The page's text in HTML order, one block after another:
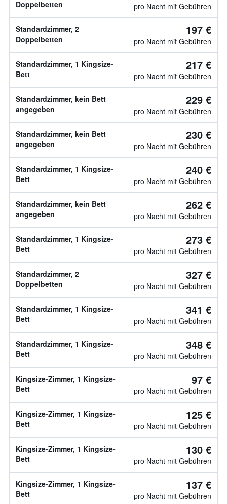
Doppelbetten pro Nacht mit Gebühren
Standardzimmer, 2
Doppelbetten
197 €
pro Nacht mit Gebühren
Standardzimmer, 1 Kingsize-
Bett
217 €
pro Nacht mit Gebühren
Standardzimmer, kein Bett
angegeben
229 €
pro Nacht mit Gebühren
Standardzimmer, kein Bett
angegeben
230 €
pro Nacht mit Gebühren
Standardzimmer, 1 Kingsize-
Bett
240 €
pro Nacht mit Gebühren
Standardzimmer, kein Bett
angegeben
262 €
pro Nacht mit Gebühren
Standardzimmer, 1 Kingsize-
Bett
273 €
pro Nacht mit Gebühren
Standardzimmer, 2
Doppelbetten
327 €
pro Nacht mit Gebühren
Standardzimmer, 1 Kingsize-
Bett
341 €
pro Nacht mit Gebühren
Standardzimmer, 1 Kingsize-
Bett
348 €
pro Nacht mit Gebühren
Kingsize-Zimmer, 1 Kingsize-
Bett
97 €
pro Nacht mit Gebühren
Kingsize-Zimmer, 1 Kingsize-
Bett
125 €
pro Nacht mit Gebühren
Kingsize-Zimmer, 1 Kingsize-
Bett
130 €
pro Nacht mit Gebühren
Kingsize-Zimmer, 1 Kingsize-
Bett
137 €
pro Nacht mit Gebühren